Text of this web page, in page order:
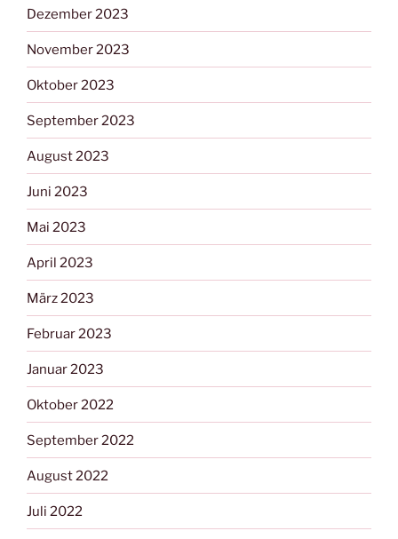
Dezember 2023
November 2023
Oktober 2023
September 2023
August 2023
Juni 2023
Mai 2023
April 2023
März 2023
Februar 2023
Januar 2023
Oktober 2022
September 2022
August 2022
Juli 2022